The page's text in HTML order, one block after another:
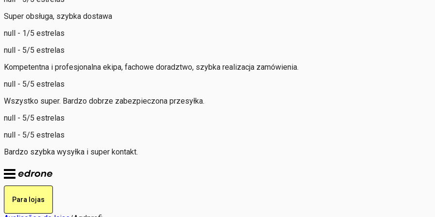
Super obsługa, szybka dostawa
null - 1/5 estrelas
null - 5/5 estrelas
Kompetentna i profesjonalna ekipa, fachowe doradztwo, szybka realizacja zamówienia.
null - 5/5 estrelas
Wszystko super. Bardzo dobrze zabezpieczona przesyłka.
null - 5/5 estrelas
null - 5/5 estrelas
Bardzo szybka wysyłka i super kontakt.
Para lojas